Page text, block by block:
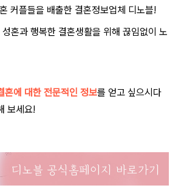
커플들을 배출한 결혼정보업체 디노블!
혼과 행복한 결혼생활을 위해 끊임없이 노
혼에 대한 전문적인 정보를 얻고 싶으시다
보세요!